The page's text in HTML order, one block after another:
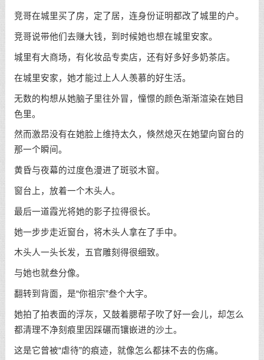
竞哥在城里买了房，定了居，连身份证明都改了城里的户。
竞哥说带他们去赚大钱，到时候她也想在城里安家。
城里有大商场，有化妆品专卖店，还有好多好多奶茶店。
在城里安家，她才能过上人人羡慕的好生活。
无数的构想从她脑子里往外冒，憧憬的颜色渐渐渲染在她目
色里。
然而激昂没有在她脸上维持太久，倏然熄灭在她望向窗台的
那一个瞬间。
黄昏与夜幕的过度色漫进了斑驳木窗。
窗台上，放着一个木头人。
最后一道霞光将她的影子拉得很长。
她一步步走近窗台，将木头人拿在了手中。
木头人一头长发，五官雕刻得很细致。
与她也就叁分像。
翻转到背面，是“你祖宗”叁个大字。
她拍了拍表面的浮灰，又鼓着腮帮子吹了好一会儿，却怎么
都清理不净刻痕里因踩碾而镶嵌进的沙土。
这是它曾被“虐待”的痕迹，就像怎么都抹不去的伤痛。